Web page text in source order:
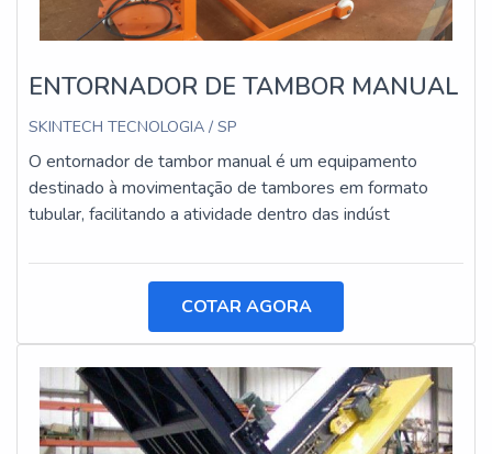
ENTORNADOR DE TAMBOR MANUAL
SKINTECH TECNOLOGIA / SP
O entornador de tambor manual é um equipamento
destinado à movimentação de tambores em formato
tubular, facilitando a atividade dentro das indúst
COTAR AGORA